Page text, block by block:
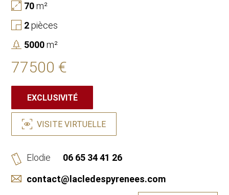
70m²
2pièces
5000m²
77500 €
EXCLUSIVITÉ
VISITE VIRTUELLE
Elodie
06 65 34 41 26
contact@lacledespyrenees.com